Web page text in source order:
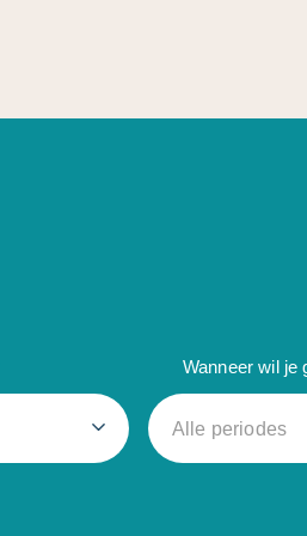
Wanneer wil je
Alle periodes